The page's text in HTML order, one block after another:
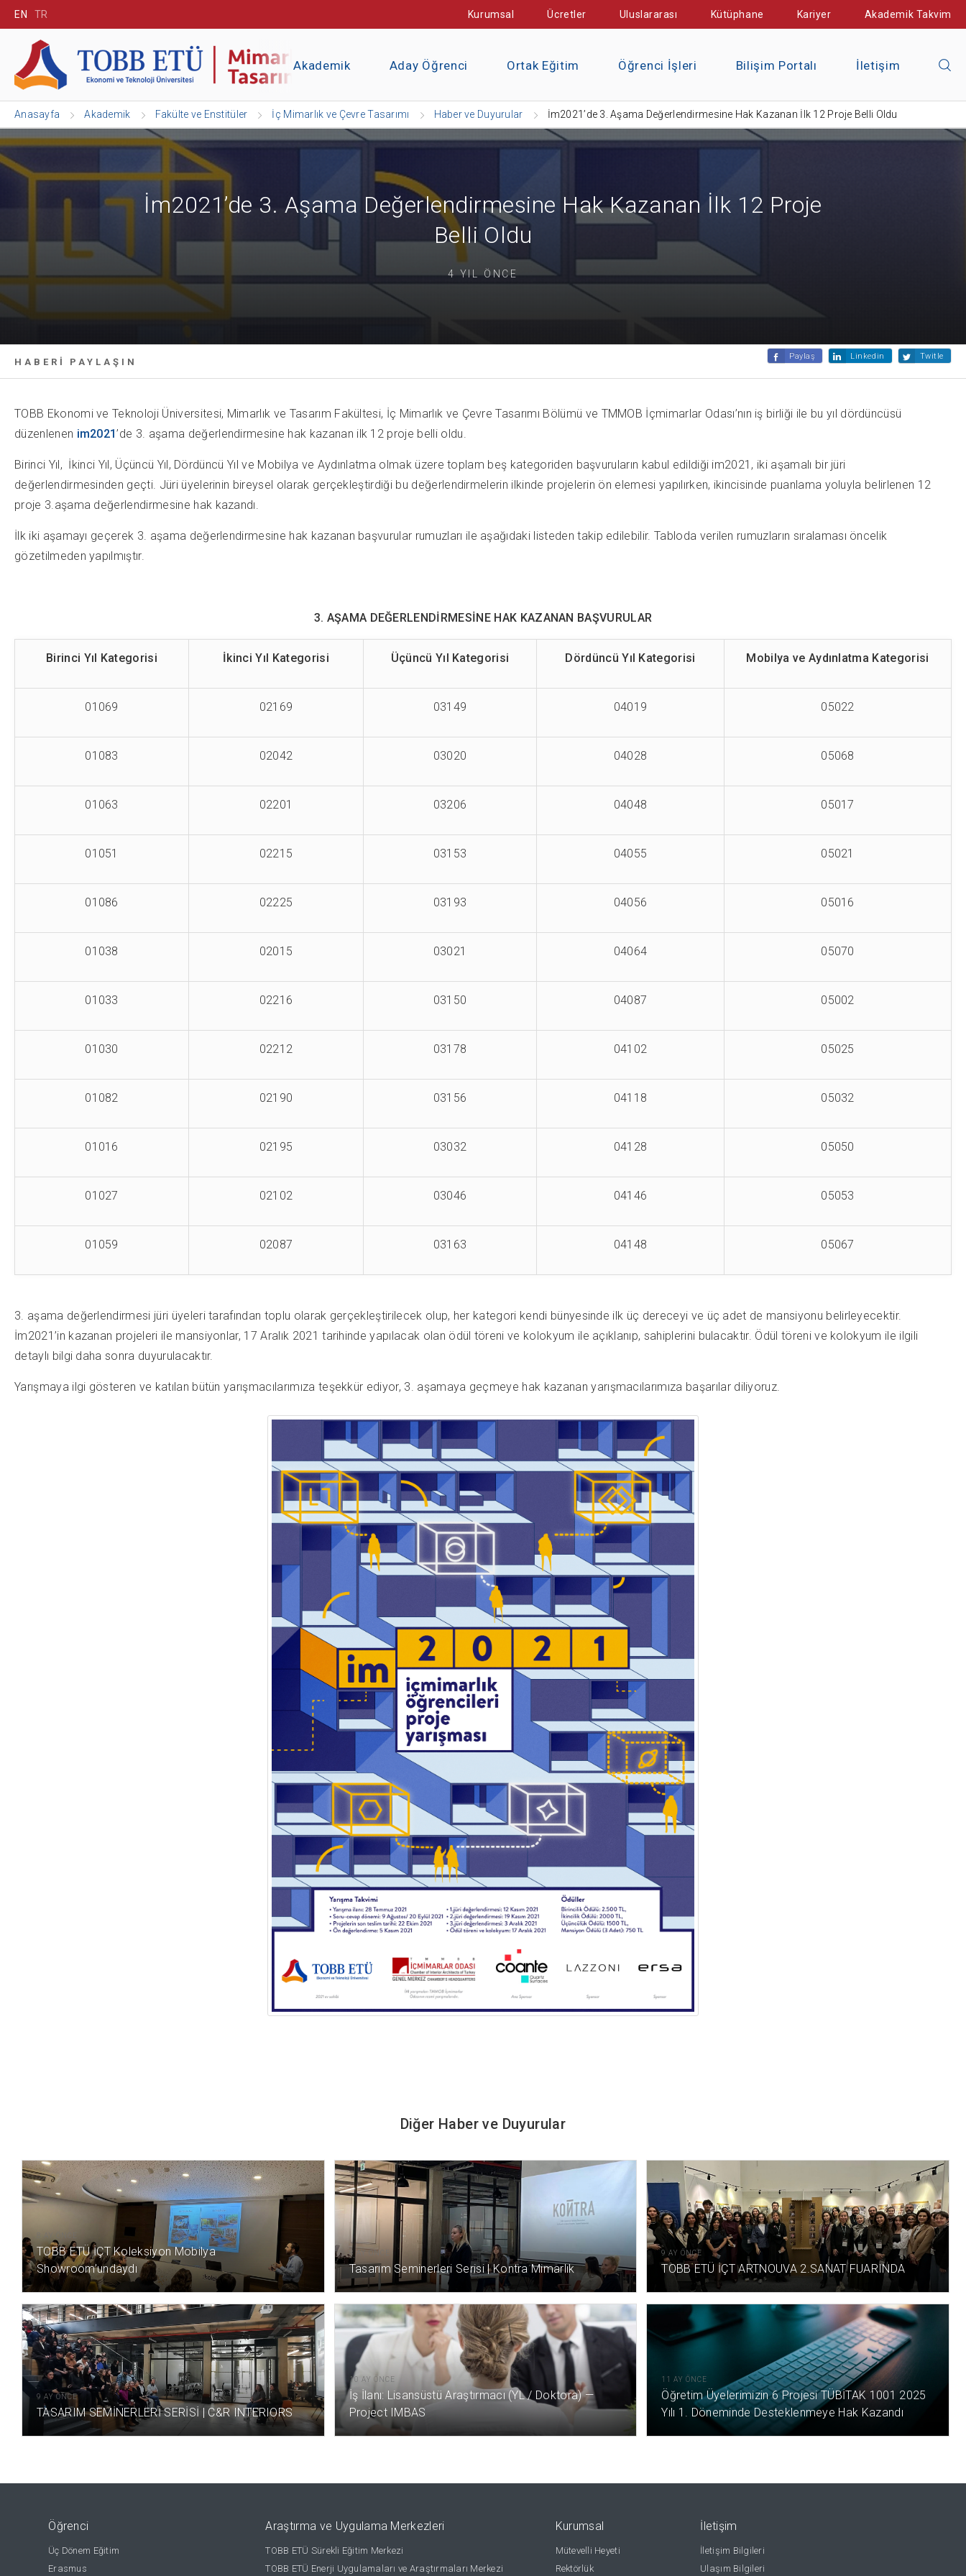
EN TR Kurumsal Ücretler Uluslararası Kütüphane Kariyer Akademik Takvim
Akademik Aday Öğrenci Ortak Eğitim Öğrenci İşleri Bilişim Portalı İletişim
Anasayfa Akademik Fakülte ve Enstitüler İç Mimarlık ve Çevre Tasarımı Haber ve Duyurular İm2021’de 3. Aşama Değerlendirmesine Hak Kazanan İlk 12 Proje Belli Oldu
İm2021’de 3. Aşama Değerlendirmesine Hak Kazanan İlk 12 Proje
Belli Oldu
4 YIL ÖNCE
HABERİ PAYLAŞIN
Paylaş Linkedin Twitle
TOBB Ekonomi ve Teknoloji Üniversitesi, Mimarlık ve Tasarım Fakültesi, İç Mimarlık ve Çevre Tasarımı Bölümü ve TMMOB İçmimarlar Odası’nın iş birliği ile bu yıl dördüncüsü
düzenlenen im2021’de 3. aşama değerlendirmesine hak kazanan ilk 12 proje belli oldu.
Birinci Yıl, İkinci Yıl, Üçüncü Yıl, Dördüncü Yıl ve Mobilya ve Aydınlatma olmak üzere toplam beş kategoriden başvuruların kabul edildiği im2021, iki aşamalı bir jüri
değerlendirmesinden geçti. Jüri üyelerinin bireysel olarak gerçekleştirdiği bu değerlendirmelerin ilkinde projelerin ön elemesi yapılırken, ikincisinde puanlama yoluyla belirlenen 12
proje 3.aşama değerlendirmesine hak kazandı.
İlk iki aşamayı geçerek 3. aşama değerlendirmesine hak kazanan başvurular rumuzları ile aşağıdaki listeden takip edilebilir. Tabloda verilen rumuzların sıralaması öncelik
gözetilmeden yapılmıştır.
3. AŞAMA DEĞERLENDİRMESİNE HAK KAZANAN BAŞVURULAR
Birinci Yıl Kategorisi İkinci Yıl Kategorisi Üçüncü Yıl Kategorisi Dördüncü Yıl Kategorisi Mobilya ve Aydınlatma Kategorisi
01069 02169 03149 04019 05022
01083 02042 03020 04028 05068
01063 02201 03206 04048 05017
01051 02215 03153 04055 05021
01086 02225 03193 04056 05016
01038 02015 03021 04064 05070
01033 02216 03150 04087 05002
01030 02212 03178 04102 05025
01082 02190 03156 04118 05032
01016 02195 03032 04128 05050
01027 02102 03046 04146 05053
01059 02087 03163 04148 05067
3. aşama değerlendirmesi jüri üyeleri tarafından toplu olarak gerçekleştirilecek olup, her kategori kendi bünyesinde ilk üç dereceyi ve üç adet de mansiyonu belirleyecektir.
İm2021’in kazanan projeleri ile mansiyonlar, 17 Aralık 2021 tarihinde yapılacak olan ödül töreni ve kolokyum ile açıklanıp, sahiplerini bulacaktır. Ödül töreni ve kolokyum ile ilgili
detaylı bilgi daha sonra duyurulacaktır.
Yarışmaya ilgi gösteren ve katılan bütün yarışmacılarımıza teşekkür ediyor, 3. aşamaya geçmeye hak kazanan yarışmacılarımıza başarılar diliyoruz.
Diğer Haber ve Duyurular
TOBB ETÜ İÇT Koleksiyon Mobilya
Showroom’undaydı
8 AY ÖNCE
Tasarım Seminerleri Serisi | Kontra Mimarlık
9 AY ÖNCE
TOBB ETÜ İÇT ARTNOUVA 2.SANAT FUARINDA
9 AY ÖNCE
TASARIM SEMİNERLERİ SERİSİ | C&R INTERIORS
10 AY ÖNCE
İş İlanı: Lisansüstü Araştırmacı (YL / Doktora) —
Project IMBAS
11 AY ÖNCE
Öğretim Üyelerimizin 6 Projesi TÜBİTAK 1001 2025
Yılı 1. Döneminde Desteklenmeye Hak Kazandı
Öğrenci
Üç Dönem Eğitim
Erasmus
Araştırma ve Uygulama Merkezleri
TOBB ETÜ Sürekli Eğitim Merkezi
TOBB ETÜ Enerji Uygulamaları ve Araştırmaları Merkezi
Kurumsal
Mütevelli Heyeti
Rektörlük
İletişim
İletişim Bilgileri
Ulaşım Bilgileri